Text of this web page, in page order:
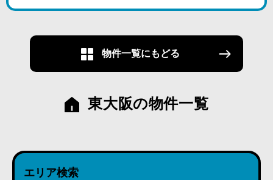
物件一覧にもどる
東大阪の物件一覧
エリア検索